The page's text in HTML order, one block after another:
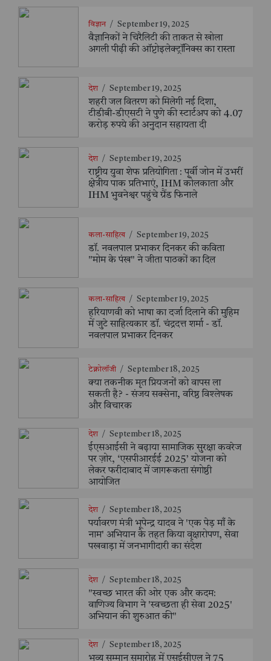
विज्ञान / September 19, 2025
वैज्ञानिकों ने चिरैलिटी की ताकत से खोला
अगली पीढ़ी की ऑप्टोइलेक्ट्रॉनिक्स का रास्ता
देश / September 19, 2025
शहरी जल वितरण को मिलेगी नई दिशा,
टीडीबी-डीएसटी ने पुणे की स्टार्टअप को 4.07
करोड़ रुपये की अनुदान सहायता दी
देश / September 19, 2025
राष्ट्रीय युवा शेफ प्रतियोगिता : पूर्वी जोन में उभरीं
क्षेत्रीय पाक प्रतिभाएं, IHM कोलकाता और
IHM भुवनेश्वर पहुंचे ग्रैंड फिनाले
कला-साहित्य / September 19, 2025
डॉ. नवलपाल प्रभाकर दिनकर की कविता
"मोम के पंख" ने जीता पाठकों का दिल
कला-साहित्य / September 19, 2025
हरियाणवी को भाषा का दर्जा दिलाने की मुहिम
में जुटे साहित्यकार डॉ. चंद्रदत्त शर्मा - डॉ.
नवलपाल प्रभाकर दिनकर
टेक्नोलॉजी / September 18, 2025
क्या तकनीक मृत प्रियजनों को वापस ला
सकती है? - संजय सक्सेना, वरिष्ठ विश्लेषक
और विचारक
देश / September 18, 2025
ईएसआईसी ने बढ़ाया सामाजिक सुरक्षा कवरेज
पर ज़ोर, ‘एसपीआरईई 2025’ योजना को
लेकर फरीदाबाद में जागरूकता संगोष्ठी
आयोजित
देश / September 18, 2025
पर्यावरण मंत्री भूपेन्द्र यादव ने 'एक पेड़ माँ के
नाम' अभियान के तहत किया वृक्षारोपण, सेवा
पखवाड़ा में जनभागीदारी का संदेश
देश / September 18, 2025
"स्वच्छ भारत की ओर एक और कदम:
वाणिज्य विभाग ने 'स्वच्छता ही सेवा 2025'
अभियान की शुरुआत की"
देश / September 18, 2025
भव्य सम्मान समारोह में एसईसीएल ने 75